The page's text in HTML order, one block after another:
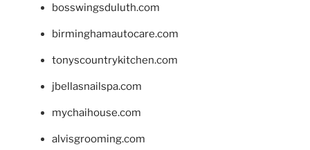
bosswingsduluth.com
birminghamautocare.com
tonyscountrykitchen.com
jbellasnailspa.com
mychaihouse.com
alvisgrooming.com